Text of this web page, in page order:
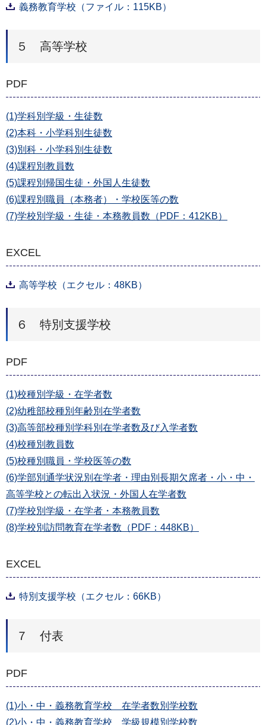
義務教育学校（ファイル：115KB）
５ 高等学校
PDF
(1)学科別学級・生徒数
(2)本科・小学科別生徒数
(3)別科・小学科別生徒数
(4)課程別教員数
(5)課程別帰国生徒・外国人生徒数
(6)課程別職員（本務者）・学校医等の数
(7)学校別学級・生徒・本務教員数（PDF：412KB）
EXCEL
高等学校（エクセル：48KB）
６ 特別支援学校
PDF
(1)校種別学級・在学者数
(2)幼稚部校種別年齢別在学者数
(3)高等部校種別学科別在学者数及び入学者数
(4)校種別教員数
(5)校種別職員・学校医等の数
(6)学部別通学状況別在学者・理由別長期欠席者・小・中・
高等学校との転出入状況・外国人在学者数
(7)学校別学級・在学者・本務教員数
(8)学校別訪問教育在学者数（PDF：448KB）
EXCEL
特別支援学校（エクセル：66KB）
７ 付表
PDF
(1)小・中・義務教育学校 在学者数別学校数
(2)小・中・義務教育学校 学級規模別学校数